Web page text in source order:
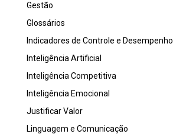
Gestão
Glossários
Indicadores de Controle e Desempenho
Inteligência Artificial
Inteligência Competitiva
Inteligência Emocional
Justificar Valor
Linguagem e Comunicação